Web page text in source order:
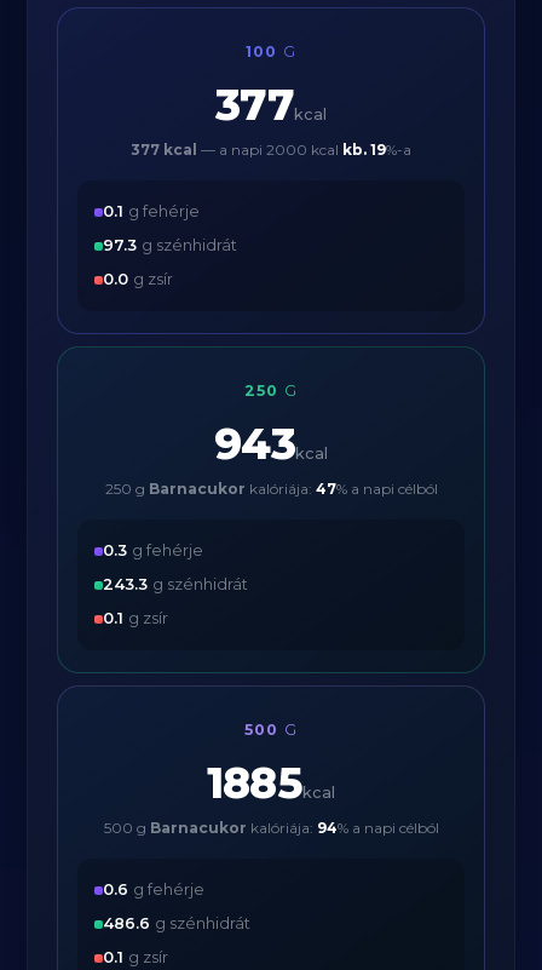
100 G
377kcal
377 kcal — a napi 2000 kcal kb. 19%-a
0.1 g fehérje
97.3 g szénhidrát
0.0 g zsír
250 G
943kcal
250 g Barnacukor kalóriája: 47% a napi célból
0.3 g fehérje
243.3 g szénhidrát
0.1 g zsír
500 G
1885kcal
500 g Barnacukor kalóriája: 94% a napi célból
0.6 g fehérje
486.6 g szénhidrát
0.1 g zsír